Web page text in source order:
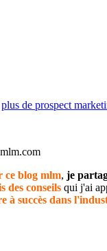
plus de prospect
ce blog mlm, je
des conseils qui j'ai
à succès dans